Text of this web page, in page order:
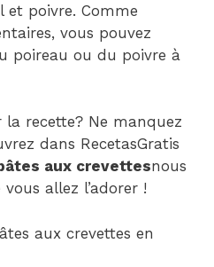
et poivre. Comme
vous pouvez
poireau ou du poivre à
la recette? Ne manquez
dans RecetasGratis
aux crevettesnous
allez l’adorer !
aux crevettes en